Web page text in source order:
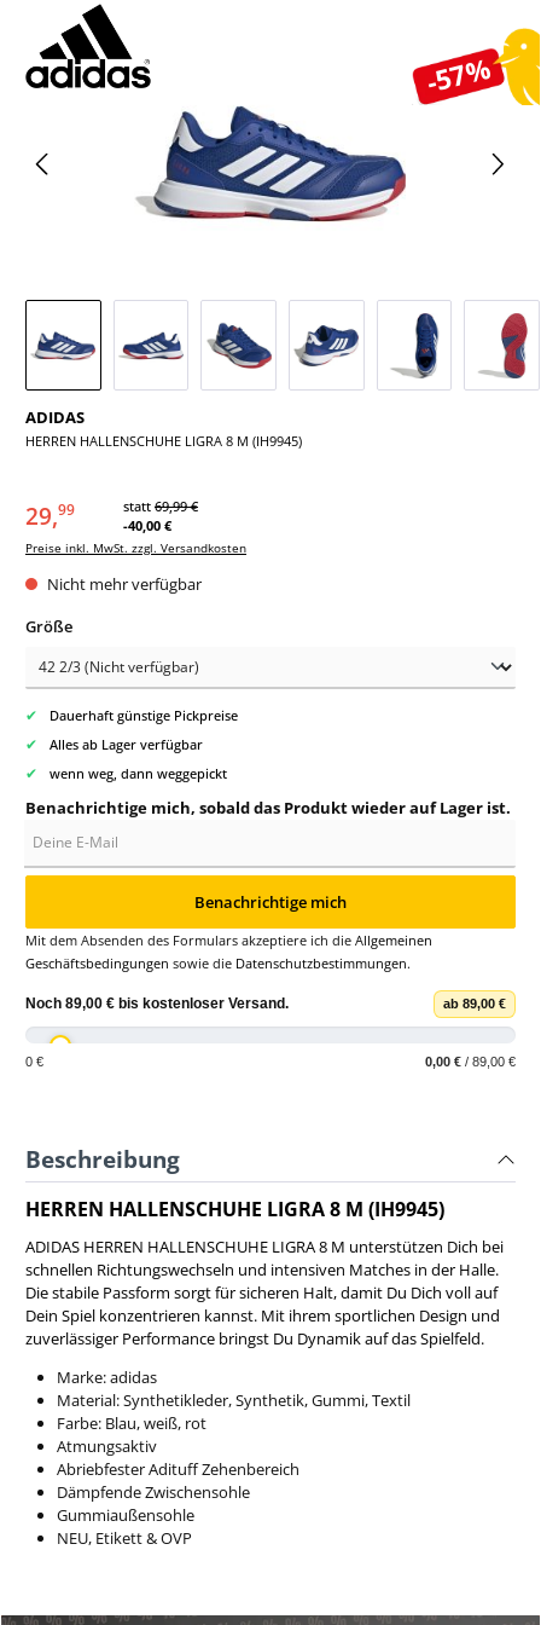
-57%
Bildergalerie überspringen
ADIDAS
HERREN HALLENSCHUHE LIGRA 8 M (IH9945)
29,99 statt 69,99 €
-40,00 €
Preise inkl. MwSt. zzgl. Versandkosten
Nicht mehr verfügbar
Größeauswählen
✔ Dauerhaft günstige Pickpreise
✔ Alles ab Lager verfügbar
✔ wenn weg, dann weggepickt
Benachrichtige mich, sobald das Produkt wieder auf Lager ist.
Benachrichtige mich
Mit dem Absenden des Formulars akzeptiere ich die Allgemeinen
Geschäftsbedingungen sowie die Datenschutzbestimmungen.
Noch 89,00 € bis kostenloser Versand. ab 89,00 €
0 € 0,00 € / 89,00 €
Beschreibung
HERREN HALLENSCHUHE LIGRA 8 M (IH9945)
ADIDAS HERREN HALLENSCHUHE LIGRA 8 M unterstützen Dich bei
schnellen Richtungswechseln und intensiven Matches in der Halle.
Die stabile Passform sorgt für sicheren Halt, damit Du Dich voll auf
Dein Spiel konzentrieren kannst. Mit ihrem sportlichen Design und
zuverlässiger Performance bringst Du Dynamik auf das Spielfeld.
Marke: adidas
Material: Synthetikleder, Synthetik, Gummi, Textil
Farbe: Blau, weiß, rot
Atmungsaktiv
Abriebfester Adituff Zehenbereich
Dämpfende Zwischensohle
Gummiaußensohle
NEU, Etikett & OVP